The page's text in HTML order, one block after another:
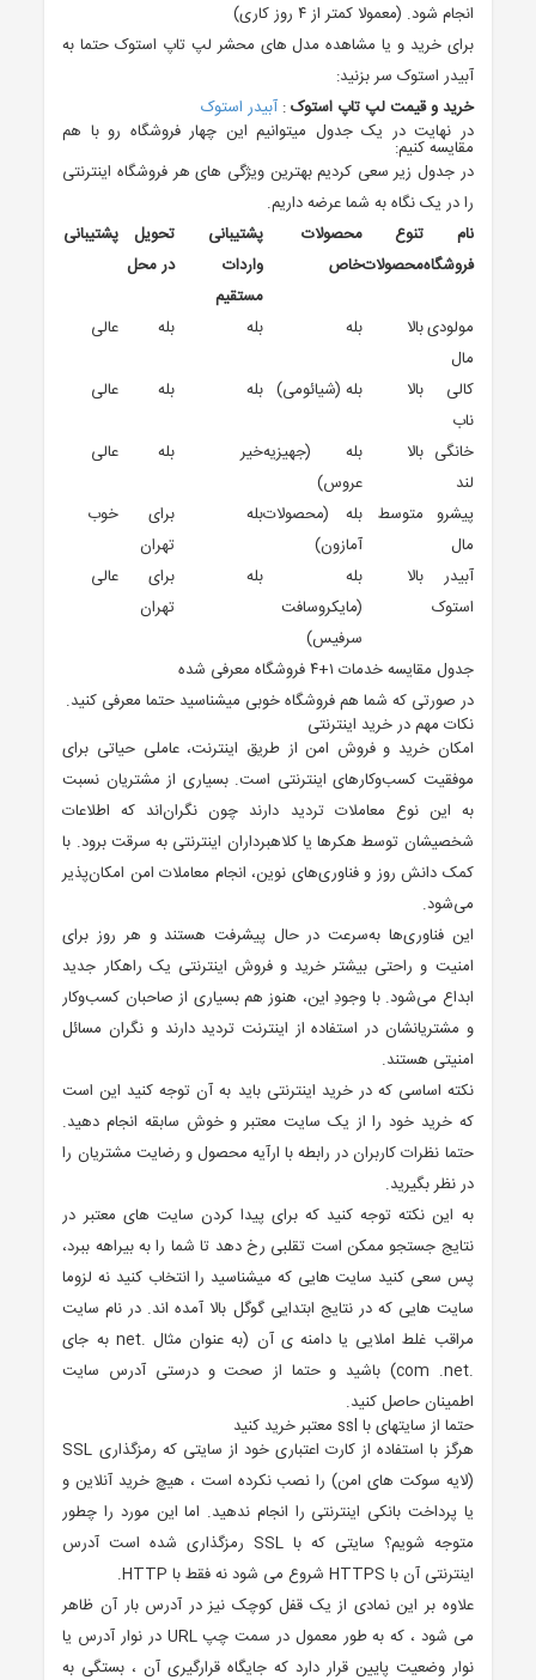
انجام شود. (معمولا کمتر از ۴ روز کاری)
برای خرید و یا مشاهده مدل های محشر لپ تاپ استوک حتما به
آبیدر استوک سر بزنید:
خرید و قیمت لپ تاپ استوک:آبیدر استوک
در نهایت در یک جدول میتوانیم این چهار فروشگاه رو با هم
مقایسه کنیم:
در جدول زیر سعی کردیم بهترین ویژگی های هر فروشگاه اینترنتی
را در یک نگاه به شما عرضه داریم.
نام
فروشگاه
تنوع
محصولات
محصولات
خاص
پشتیبانی
واردات
مستقیم
تحویل
در محل
پشتیبانی
مولودی
مال
بالا بله بله بله عالی
کالی
ناب
بالا بله (شیائومی) بله بله عالی
خانگی
لند
بالا
بله (جهیزیه
عروس)
خیر بله عالی
پیشرو
مال
متوسط
بله (محصولات
آمازون)
بله
برای
تهران
خوب
آبیدر
استوک
بالا
بله
(مایکروسافت
سرفیس)
بله
برای
تهران
عالی
جدول مقایسه خدمات ۱+۴ فروشگاه معرفی شده
در صورتی که شما هم فروشگاه خوبی میشناسید حتما معرفی کنید.
نکات مهم در خرید اینترنتی
امکان خرید و فروش امن از طریق اینترنت، عاملی حیاتی برای
موفقیت کسب‌وکارهای اینترنتی است. بسیاری از مشتریان نسبت
به این نوع معاملات تردید دارند چون نگران‌اند که اطلاعات
شخصیشان توسط هکرها یا کلاهبرداران اینترنتی به سرقت برود. با
کمک دانش روز و فناوری‌های نوین، انجام معاملات امن امکان‌پذیر
می‌شود.
این فناوری‌ها به‌سرعت در حال پیشرفت‌ هستند و هر روز برای
امنیت و راحتی بیشتر خرید و فروش اینترنتی یک راهکار جدید
ابداع می‌شود. با وجودِ این، هنوز هم بسیاری از صاحبان کسب‌وکار
و مشتریانشان در استفاده از اینترنت تردید دارند و نگران مسائل
امنیتی هستند.
نکته اساسی که در خرید اینترنتی باید به آن توجه کنید این است
که خرید خود را از یک سایت معتبر و خوش سابقه انجام دهید.
حتما نظرات کاربران در رابطه با ارآیه محصول و رضایت مشتریان را
در نظر بگیرید.
به این نکته توجه کنید که برای پیدا کردن سایت های معتبر در
نتایج جستجو ممکن است تقلبی رخ دهد تا شما را به بیراهه ببرد،
پس سعی کنید سایت هایی که میشناسید را انتخاب کنید نه لزوما
سایت هایی که در نتایج ابتدایی گوگل بالا آمده اند. در نام سایت
مراقب غلط املایی یا دامنه ی آن (به عنوان مثال .net به جای
.com .net) باشید و حتما از صحت و درستی آدرس سایت
اطمینان حاصل کنید.
حتما از سایتهای با ssl معتبر خرید کنید
هرگز با استفاده از کارت اعتباری خود از سایتی که رمزگذاری SSL
(لایه سوکت های امن) را نصب نکرده است ، هیچ خرید آنلاین و
یا پرداخت بانکی اینترنتی را انجام ندهید. اما این مورد را چطور
متوجه شویم؟ سایتی که با SSL رمزگذاری شده است آدرس
اینترنتی آن با HTTPS شروع می شود نه فقط با HTTP.
علاوه بر این نمادی از یک قفل کوچک نیز در آدرس بار آن ظاهر
می شود ، که به طور معمول در سمت چپ URL در نوار آدرس یا
نوار وضعیت پایین قرار دارد که جایگاه قرارگیری آن ، بستگی به